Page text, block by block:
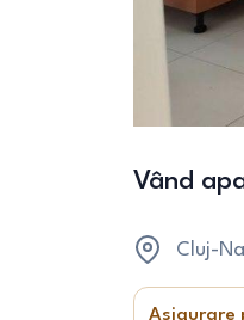
Vând
Cluj-
Asigurare